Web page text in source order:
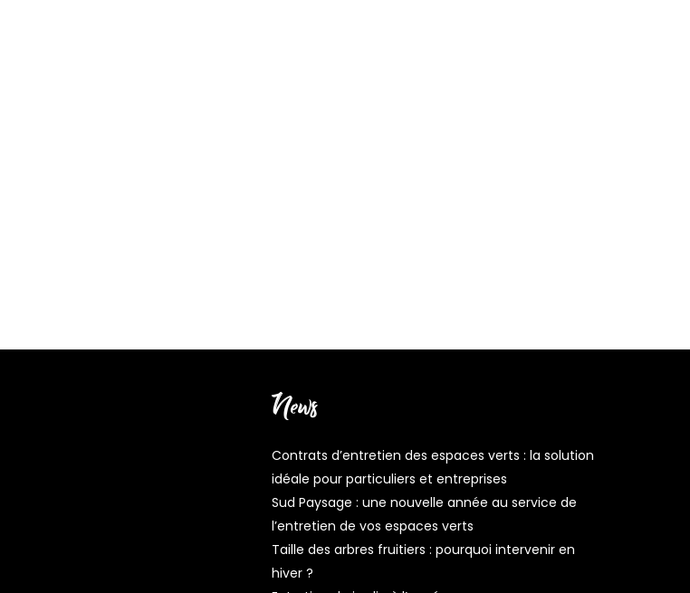
News
Contrats d’entretien des espaces verts : la solution
idéale pour particuliers et entreprises
Sud Paysage : une nouvelle année au service de
l’entretien de vos espaces verts
Taille des arbres fruitiers : pourquoi intervenir en
hiver ?